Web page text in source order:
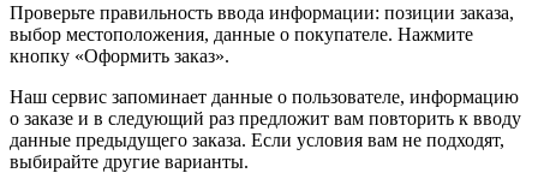
Проверьте правильность ввода информации: позиции заказа,
выбор местоположения, данные о покупателе. Нажмите
кнопку «Оформить заказ».
Наш сервис запоминает данные о пользователе, информацию
о заказе и в следующий раз предложит вам повторить к вводу
данные предыдущего заказа. Если условия вам не подходят,
выбирайте другие варианты.